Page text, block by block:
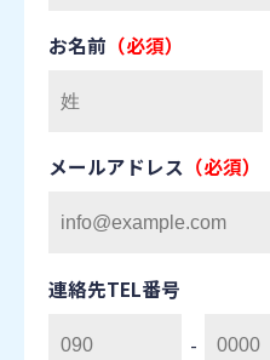
お問い
お名前 （必須）
メールアドレス （必須）
連絡先TEL番号
-